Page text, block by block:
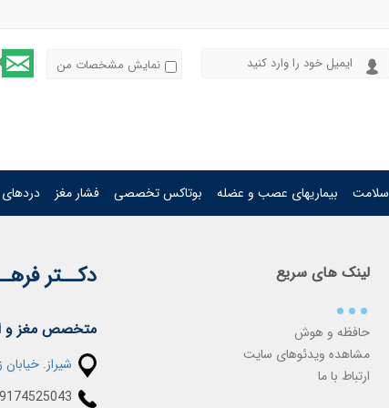
نمایش مشخصات من
سلامت بیماریهای عصب و عضله بوتاکس تخصصی فشار مغز
لینک های سریع
حافظه و هوش
مشاهده ویدئوهای سایت
ارتباط با ما
دکــتر
متخصص مغز و
شیراز.